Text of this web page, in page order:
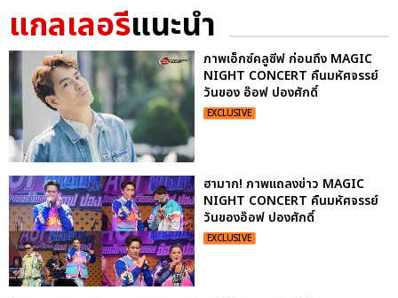
แกลเลอรีแนะนำ
ภาพเอ็กซ์คลูซีฟ ก่อนถึง MAGIC
NIGHT CONCERT คืนมหัศจรรย์
วันของ อ๊อฟ ปองศักดิ์
EXCLUSIVE
ฮามาก! ภาพแถลงข่าว MAGIC
NIGHT CONCERT คืนมหัศจรรย์
วันของอ๊อฟ ปองศักดิ์
EXCLUSIVE